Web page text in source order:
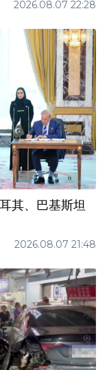
2026.08.07 22:28
其、巴基斯坦
2026.08.07 21:48